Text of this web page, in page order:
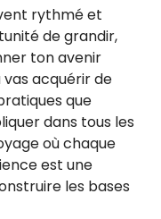
rythmé et
de grandir,
ton avenir
acquérir de
que
dans tous les
où chaque
est une
les bases